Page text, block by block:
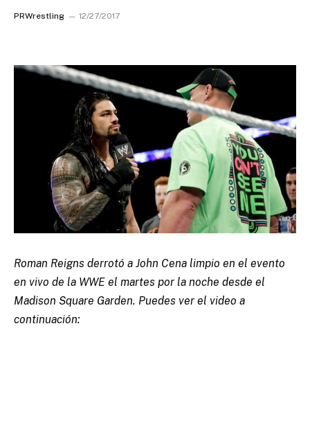
PRWrestling 12/27/2017
Roman Reigns derrotó a John Cena limpio en el evento
en vivo de la WWE el martes por la noche desde el
Madison Square Garden. Puedes ver el video a
continuación: